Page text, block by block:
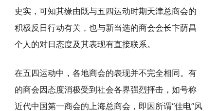
史实，可知其缘由既与五四运动时期天津总商会的
积极反日行动有关，也与新当选的商会会长卞荫昌
个人的对日态度及其表现有直接联系。
在五四运动中，各地商会的表现并不完全相同。有
的商会因态度消极受到社会各界强烈抨击，如号称
近代中国第一商会的上海总商会，即因所谓“佳电”风